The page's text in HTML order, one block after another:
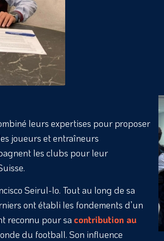
leurs expertises pour proposer
joueurs et entraîneurs
les clubs pour leur
Seirul-lo. Tout au long de sa
ont établi les fondements d’un
reconnu pour sa contribution au
du football. Son influence